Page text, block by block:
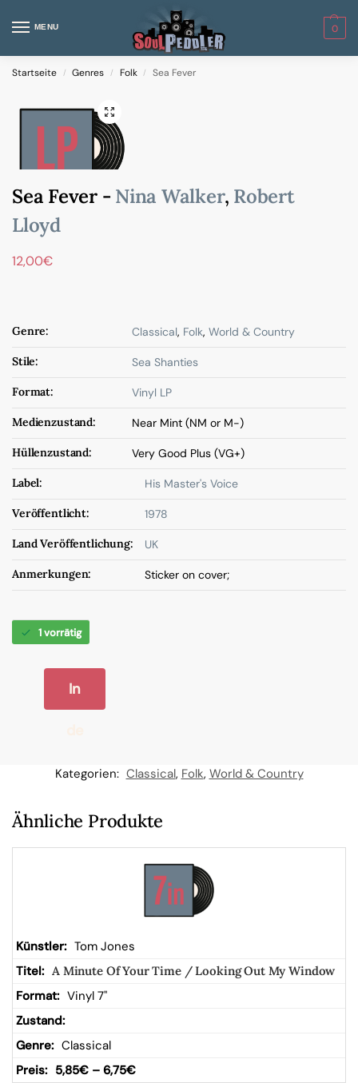
MENU 0
Startseite / Genres / Folk / Sea Fever
Sea Fever - Nina Walker, Robert
Lloyd
12,00€
Genre: Classical, Folk, World & Country
Stile: Sea Shanties
Format: Vinyl LP
Medienzustand: Near Mint (NM or M-)
Hüllenzustand: Very Good Plus (VG+)
Label: His Master's Voice
Veröffentlicht: 1978
Land Veröffentlichung: UK
Anmerkungen: Sticker on cover;
1 vorrätig
In
n
W
kor
b
Kategorien: Classical, Folk, World & Country
Ähnliche Produkte
Tom Jones
A Minute Of Your Time / Looking Out My Window
Vinyl 7"
Classical
5,85€ – 6,75€